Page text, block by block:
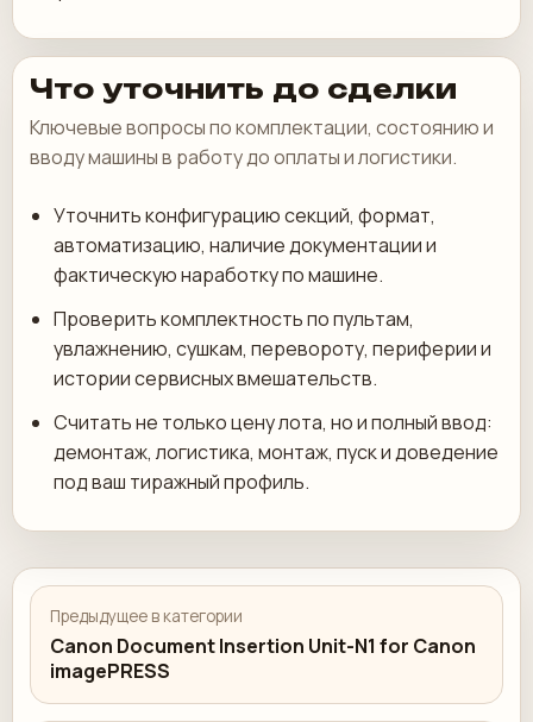
Что уточнить до сделки
Ключевые вопросы по комплектации, состоянию и
вводу машины в работу до оплаты и логистики.
Уточнить конфигурацию секций, формат,
автоматизацию, наличие документации и
фактическую наработку по машине.
Проверить комплектность по пультам,
увлажнению, сушкам, перевороту, периферии и
истории сервисных вмешательств.
Считать не только цену лота, но и полный ввод:
демонтаж, логистика, монтаж, пуск и доведение
под ваш тиражный профиль.
Предыдущее в категории
Canon Document Insertion Unit-N1 for Canon
imagePRESS